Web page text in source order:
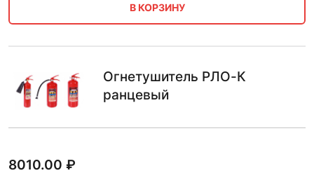
В КОРЗИНУ
Огнетушитель РЛО-К
ранцевый
8010.00 ₽